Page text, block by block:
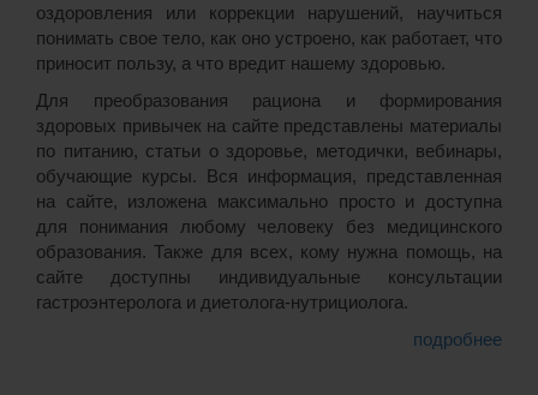
оздоровления или коррекции нарушений, научиться
понимать свое тело, как оно устроено, как работает, что
приносит пользу, а что вредит нашему здоровью.
Для преобразования рациона и формирования
здоровых привычек на сайте представлены материалы
по питанию, статьи о здоровье, методички, вебинары,
обучающие курсы. Вся информация, представленная
на сайте, изложена максимально просто и доступна
для понимания любому человеку без медицинского
образования. Также для всех, кому нужна помощь, на
сайте доступны индивидуальные консультации
гастроэнтеролога и диетолога-нутрициолога.
подробнее